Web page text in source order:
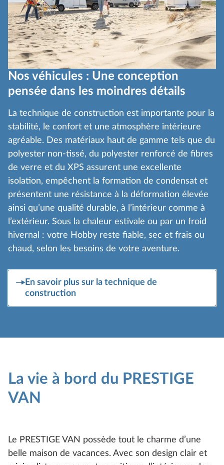
Nos véhicules : Une conception
pensée dans les moindres détails
La technique de construction est importante pour la
stabilité, le confort et une atmosphère intérieure
agréable. Des matériaux haut de gamme tels que du
polyester non-tissé, du polyester renforcé de fibres
de verre et du XPS assurent une excellente
isolation, empêchent la formation de condensat et
présentent une résistance à la déformation élevée
ainsi qu’une qualité durable, à l’intérieur comme à
l’extérieur. Sous la chaleur estivale ou par un froid
hivernal : votre Hobby reste fiable, sec et frais ou
chaud, selon les besoins de votre aventure.
En savoir plus sur la technique de
construction
La vie à bord du PRESTIGE
VAN
Le PRESTIGE VAN possède tout le charme d’une
belle maison de vacances. Avec son design clair et